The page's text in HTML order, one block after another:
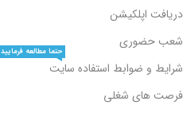
دریافت اپلکیشن
شعب حضوری
شرایط و ضوابط استفاده سایت
حتما مطالعه فرمایید
فرصت های شغلی